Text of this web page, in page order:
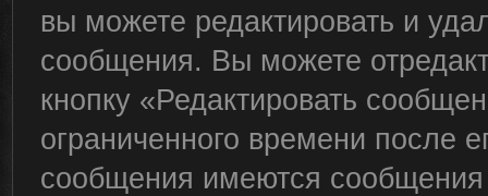
вы можете редактировать и
сообщения. Вы можете
кнопку «Редактировать
ограниченного времени после
сообщения имеются сообщения